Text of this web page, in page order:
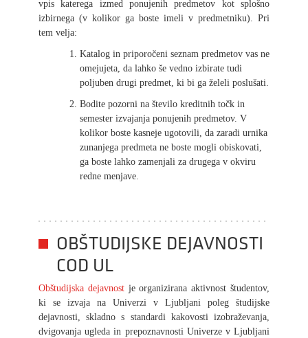
vpis katerega izmed ponujenih predmetov kot splošno
izbirnega (v kolikor ga boste imeli v predmetniku). Pri
tem velja:
Katalog in priporočeni seznam predmetov vas ne
omejujeta, da lahko še vedno izbirate tudi
poljuben drugi predmet, ki bi ga želeli poslušati.
Bodite pozorni na število kreditnih točk in
semester izvajanja ponujenih predmetov. V
kolikor boste kasneje ugotovili, da zaradi urnika
zunanjega predmeta ne boste mogli obiskovati,
ga boste lahko zamenjali za drugega v okviru
redne menjave.
OBŠTUDIJSKE DEJAVNOSTI
COD UL
Obštudijska dejavnostje organizirana aktivnost študentov,
ki se izvaja na Univerzi v Ljubljani poleg študijske
dejavnosti, skladno s standardi kakovosti izobraževanja,
dvigovanja ugleda in prepoznavnosti Univerze v Ljubljani